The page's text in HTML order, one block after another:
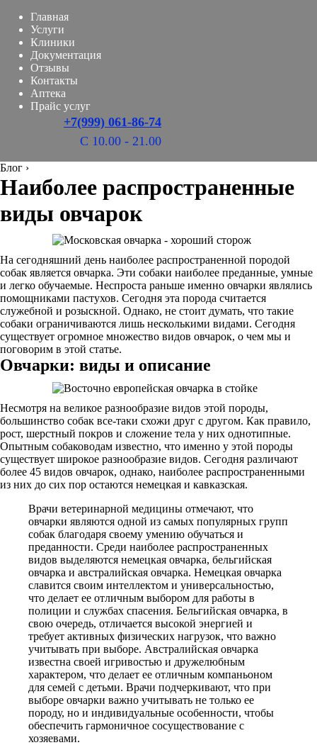
Главная
Услуги
Клиники
Документация
Отзывы
Контакты
Аптека
Прайс услуг
+7(999) 061-86-74
С 10.00 - 21.00
Блог ›
Наиболее распространенные
виды овчарок
На сегодняшний день наиболее распространенной породой
собак является овчарка. Эти собаки наиболее преданные, умные
и легко обучаемые. Неспроста раньше именно овчарки являлись
помощниками пастухов. Сегодня эта порода считается
служебной и розыскной. Однако, не стоит думать, что такие
собаки ограничиваются лишь несколькими видами. Сегодня
существует огромное множество видов овчарок, о чем мы и
поговорим в этой статье.
Овчарки: виды и описание
Несмотря на великое разнообразие видов этой породы,
большинство собак все-таки схожи друг с другом. Как правило,
рост, шерстный покров и сложение тела у них однотипные.
Опытным собаководам известно, что именно у этой породы
существует широкое разнообразие видов. Сегодня различают
более 45 видов овчарок, однако, наиболее распространенными
из них до сих пор остаются немецкая и кавказская.
Врачи ветеринарной медицины отмечают, что
овчарки являются одной из самых популярных групп
собак благодаря своему умению обучаться и
преданности. Среди наиболее распространенных
видов выделяются немецкая овчарка, бельгийская
овчарка и австралийская овчарка. Немецкая овчарка
славится своим интеллектом и универсальностью,
что делает ее отличным выбором для работы в
полиции и службах спасения. Бельгийская овчарка, в
свою очередь, отличается высокой энергией и
требует активных физических нагрузок, что важно
учитывать при выборе. Австралийская овчарка
известна своей игривостью и дружелюбным
характером, что делает ее отличным компаньоном
для семей с детьми. Врачи подчеркивают, что при
выборе овчарки важно учитывать не только ее
породу, но и индивидуальные особенности, чтобы
обеспечить гармоничное сосуществование с
хозяевами.